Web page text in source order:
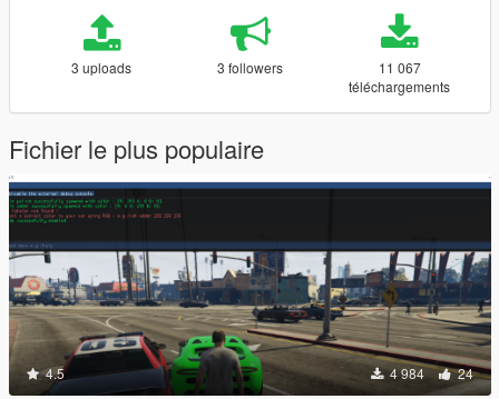
3 uploads 3 followers
11 067
téléchargements
Fichier le plus populaire
4.5 4 984 24